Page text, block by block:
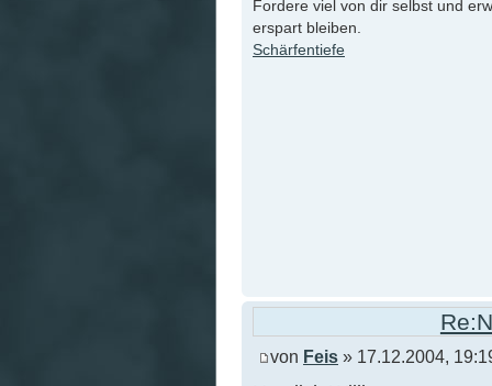
Fordere viel von dir selbst und
erspart bleiben.
Schärfentiefe
von Feis » 17.12.2004,